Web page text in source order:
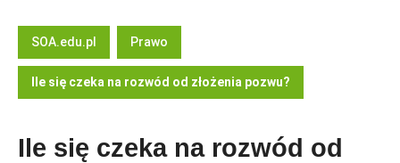
Button
SOA.edu.pl Prawo
Ile się czeka na rozwód od złożenia pozwu?
Ile się czeka na rozwód od